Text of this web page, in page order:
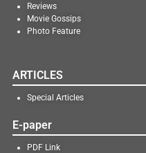
Reviews
Movie Gossips
Photo Feature
ARTICLES
Special Articles
E-paper
PDF Link